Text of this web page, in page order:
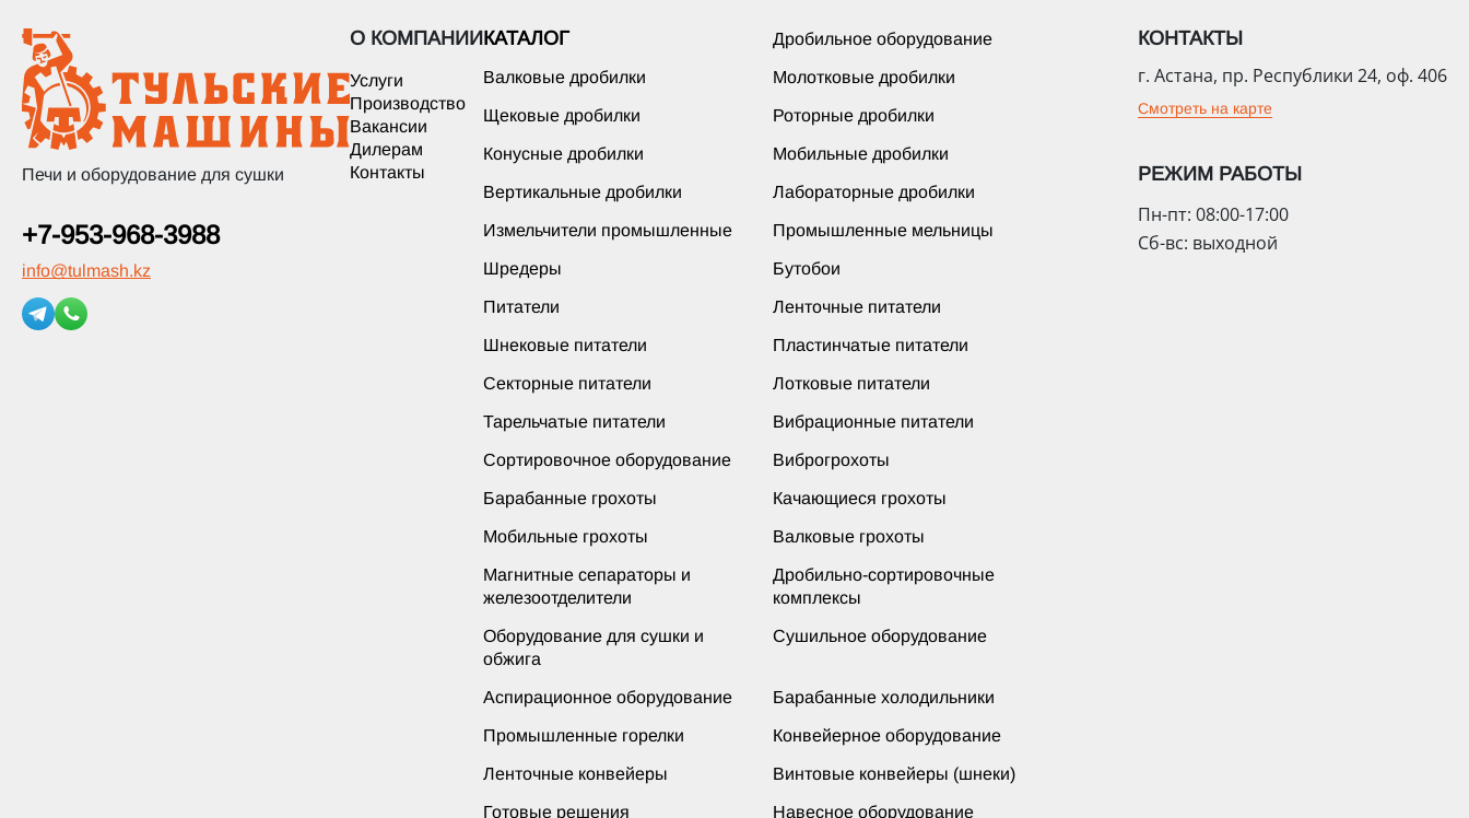
Печи и оборудование для сушки
+7-953-968-3988
info@tulmash.kz
О КОМПАНИИ
Услуги
Производство
Вакансии
Дилерам
Контакты
КАТАЛОГ Дробильное оборудование
Валковые дробилки Молотковые дробилки
Щековые дробилки Роторные дробилки
Конусные дробилки Мобильные дробилки
Вертикальные дробилки Лабораторные дробилки
Измельчители промышленные Промышленные мельницы
Шредеры Бутобои
Питатели Ленточные питатели
Шнековые питатели Пластинчатые питатели
Секторные питатели Лотковые питатели
Тарельчатые питатели Вибрационные питатели
Сортировочное оборудование Виброгрохоты
Барабанные грохоты Качающиеся грохоты
Мобильные грохоты Валковые грохоты
Магнитные сепараторы и
железоотделители
Дробильно-сортировочные
комплексы
Оборудование для сушки и
обжига
Сушильное оборудование
Аспирационное оборудование Барабанные холодильники
Промышленные горелки Конвейерное оборудование
Ленточные конвейеры Винтовые конвейеры (шнеки)
Готовые решения Навесное оборудование
КОНТАКТЫ
г. Астана, пр. Республики 24, оф. 406
Смотреть на карте
РЕЖИМ РАБОТЫ
Пн-пт: 08:00-17:00
Сб-вс: выходной